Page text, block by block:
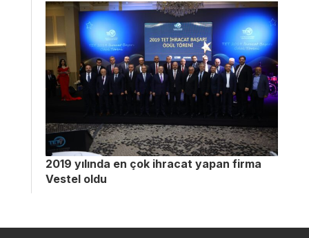
2019 yılında en çok ihracat yapan firma
Vestel oldu